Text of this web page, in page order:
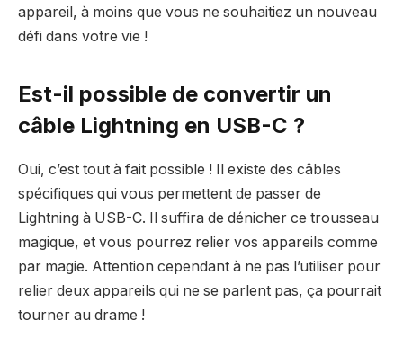
appareil, à moins que vous ne souhaitiez un nouveau
défi dans votre vie !
Est-il possible de convertir un
câble Lightning en USB-C ?
Oui, c’est tout à fait possible ! Il existe des câbles
spécifiques qui vous permettent de passer de
Lightning à USB-C. Il suffira de dénicher ce trousseau
magique, et vous pourrez relier vos appareils comme
par magie. Attention cependant à ne pas l’utiliser pour
relier deux appareils qui ne se parlent pas, ça pourrait
tourner au drame !